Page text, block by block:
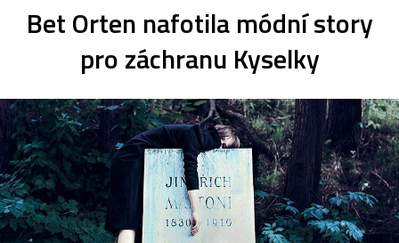
Bet Orten nafotila módní story
pro záchranu Kyselky